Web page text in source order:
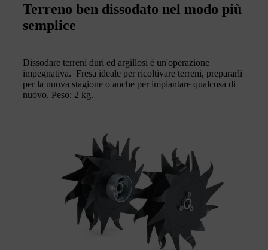
Terreno ben dissodato nel modo più
semplice
Dissodare terreni duri ed argillosi é un'operazione
impegnativa. Fresa ideale per ricoltivare terreni, prepararli
per la nuova stagione o anche per impiantare qualcosa di
nuovo. Peso: 2 kg.